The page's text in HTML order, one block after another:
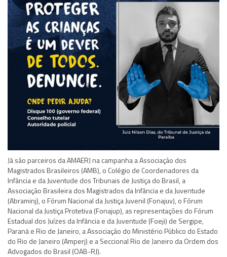
Já são parceiros da AMAERJ na campanha a Associação dos
Magistrados Brasileiros (AMB), o Colégio de Coordenadores da
Infância e da Juventude dos Tribunais de Justiça do Brasil, a
Associação Brasileira dos Magistrados da Infância e da Juventude
(Abraminj), o Fórum Nacional da Justiça Juvenil (Fonajuv), o Fórum
Nacional da Justiça Protetiva (Fonajup), as representações do Fórum
Estadual dos Juízes da Infância e da Juventude (Foeji) de Sergipe,
Paraná e Rio de Janeiro, a Associação do Ministério Público do Estado
do Rio de Janeiro (Amperj) e a Seccional Rio de Janeiro da Ordem dos
Advogados do Brasil (OAB-RJ).